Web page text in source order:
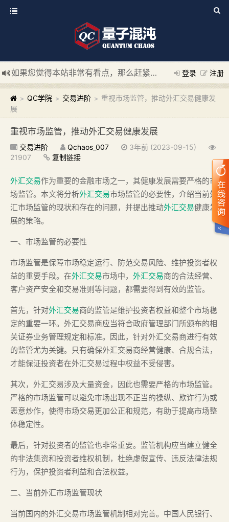
登录 注册
如果您觉得本站非常有看点，那么赶紧使用Ctrl+D 收藏我们吧
新添加量子混沌系统板块，欢迎大家访问！
---“量子混沌系
> QC学院 > 交易进阶 > 重视市场监管，推动外汇交易健康发
展
重视市场监管，推动外汇交易健康发展
交易进阶 Qchaos_007
3年前 (2023-09-15)
21907
复制链接
外汇交易作为重要的金融市场之一，其健康发展需要严格的市
场监管。本文将分析外汇交易市场监管的必要性，介绍当前外
汇市场监管的现状和存在的问题，并提出推动外汇交易健康发
展的策略。
一、市场监管的必要性
市场监管是保障市场稳定运行、防范交易风险、维护投资者权
益的重要手段。在外汇交易市场中， 外汇交易商的合法经营、
客户资产安全和交易准则等问题，都需要得到有效的监管。
首先，针对外汇交易商的监管是维护投资者权益和整个市场稳
定的重要一环。外汇交易商应当符合政府管理部门所颁布的相
关证券业务管理规定和标准。因此，针对外汇交易商进行有效
的监管尤为关键。只有确保外汇交易商经营健康、合规合法，
才能保证投资者在外汇交易过程中权益不受侵害。
其次，外汇交易涉及大量资金，因此也需要严格的市场监管。
严格的市场监管可以避免市场出现不正当的操纵、欺诈行为或
恶意炒作，使得市场交易更加公正和规范，有助于提高市场整
体稳定性。
最后，针对投资者的监管也非常重要。监管机构应当建立健全
的非法集资和投资者维权机制，杜绝虚假宣传、违反法律法规
行为，保护投资者利益和合法权益。
二、当前外汇市场监管现状
当前国内的外汇交易市场监管机制相对完善。中国人民银行、